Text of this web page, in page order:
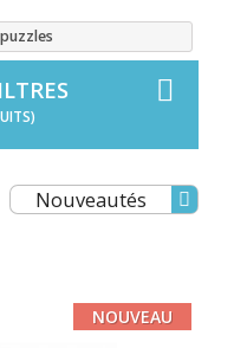
Nouveautés
NOUVEAU